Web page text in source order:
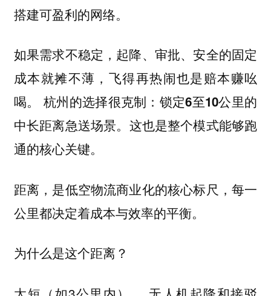
搭建可盈利的网络。
如果需求不稳定，起降、审批、安全的固定
成本就摊不薄，飞得再热闹也是赔本赚吆
喝。 杭州的选择很克制： 锁定6至10公里的
中长距离急送场景。这也是整个模式能够跑
通的核心关键。
距离，是低空物流商业化的核心标尺，每一
公里都决定着成本与效率的平衡。
为什么是这个距离？